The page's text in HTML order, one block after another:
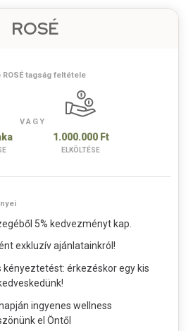
ROSÉ
ROSÉ tagság feltétele
VAGY
1.000.000 Ft
ELKÖLTÉSE
5% kedvezményt kap.
exkluzív ajánlatainkról!
kényeztetést: érkezéskor egy kis
ingyenes wellness
el Öntől